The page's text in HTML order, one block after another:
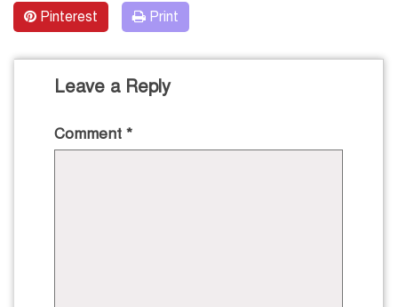
Pinterest Print
Leave a Reply
Comment *